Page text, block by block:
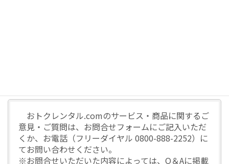
動
おトクレンタル.comのサービス・商品に関するご
意見・ご質問は、お問合せフォームにご記入いただ
くか、お電話（フリーダイヤル 0800-888-2252）に
てお問い合わせください。
※お問合せいただいた内容によっては、Q＆Aに掲載